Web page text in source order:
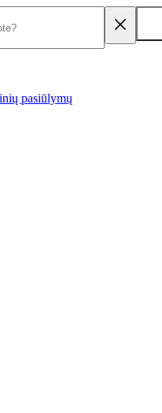
pasiūlymų